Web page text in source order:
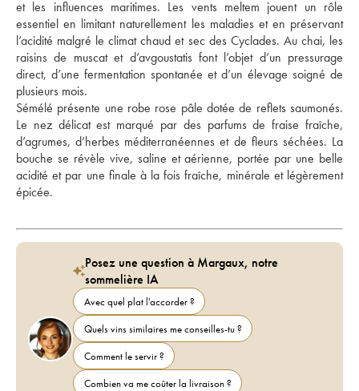
et les influences maritimes. Les vents meltem jouent un rôle
essentiel en limitant naturellement les maladies et en préservant
l’acidité malgré le climat chaud et sec des Cyclades. Au chai, les
raisins de muscat et d’avgoustatis font l’objet d’un pressurage
direct, d’une fermentation spontanée et d’un élevage soigné de
plusieurs mois.
Sémélé présente une robe rose pâle dotée de reflets saumonés.
Le nez délicat est marqué par des parfums de fraise fraîche,
d’agrumes, d’herbes méditerranéennes et de fleurs séchées. La
bouche se révèle vive, saline et aérienne, portée par une belle
acidité et par une finale à la fois fraîche, minérale et légèrement
épicée.
Posez une question à Margaux, notre
sommelière IA
Avec quel plat l'accorder ?
Quels vins similaires me conseilles-tu ?
Comment le servir ?
Combien va me coûter la livraison ?